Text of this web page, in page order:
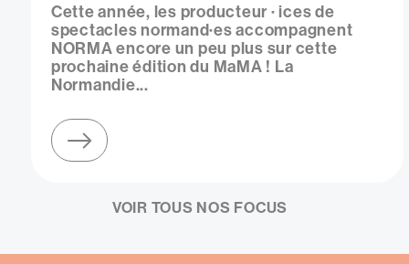
Cette année, les producteur · ices de
spectacles normand·es accompagnent
NORMA encore un peu plus sur cette
prochaine édition du MaMA ! La
Normandie...
VOIR TOUS NOS FOCUS